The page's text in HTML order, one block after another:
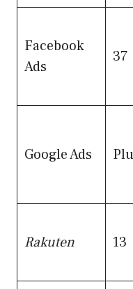
Facebook
Ads
37
Google Ads
Rakuten 13